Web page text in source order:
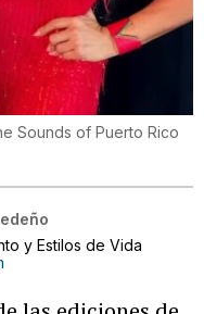
Sounds of Puerto Rico
y Estilos de Vida